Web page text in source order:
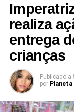
realiza
entrega
crianças
Publicado a
por Planeta